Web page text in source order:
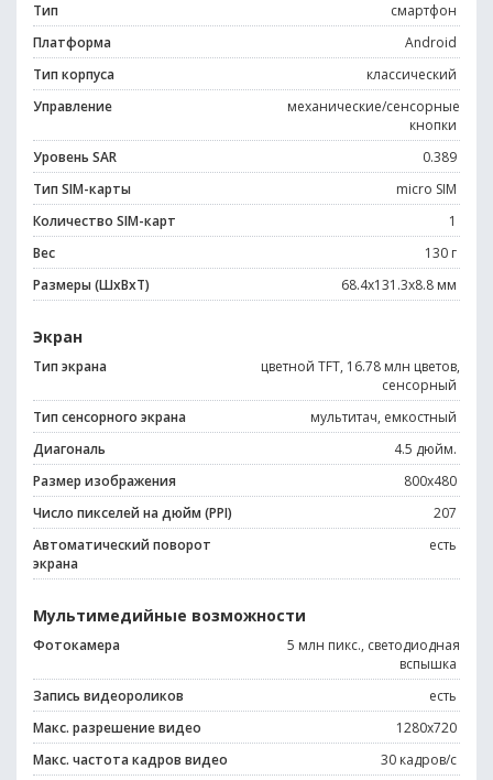
Тип
смартфон
Платформа
Android
Тип корпуса
классический
Управление
механические/сенсорные
кнопки
Уровень SAR
0.389
Тип SIM-карты
micro SIM
Количество SIM-карт
1
Вес
130 г
Размеры (ШxВxТ)
68.4x131.3x8.8 мм
Экран
Тип экрана
цветной TFT, 16.78 млн цветов,
сенсорный
Тип сенсорного экрана
мультитач, емкостный
Диагональ
4.5 дюйм.
Размер изображения
800x480
Число пикселей на дюйм (PPI)
207
Автоматический поворот
экрана
есть
Мультимедийные возможности
Фотокамера
5 млн пикс., светодиодная
вспышка
Запись видеороликов
есть
Макс. разрешение видео
1280x720
Макс. частота кадров видео
30 кадров/с